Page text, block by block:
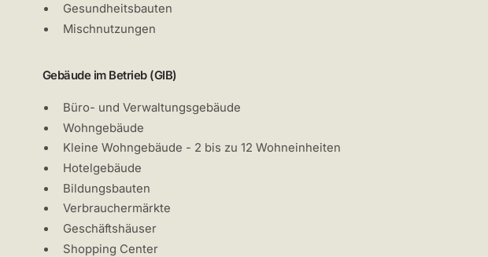
Gesundheitsbauten
Mischnutzungen
Gebäude im Betrieb (GIB)
Büro- und Verwaltungsgebäude
Wohngebäude
Kleine Wohngebäude - 2 bis zu 12 Wohneinheiten
Hotelgebäude
Bildungsbauten
Verbrauchermärkte
Geschäftshäuser
Shopping Center